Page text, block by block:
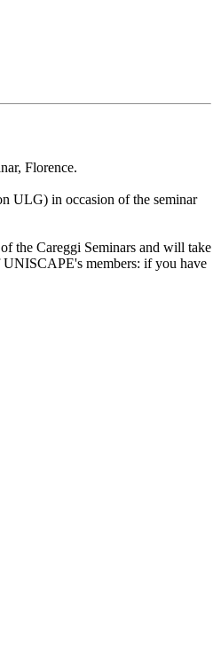
Florence.
ULG) in occasion of the seminar
the Careggi Seminars and will take
UNISCAPE's members: if you have